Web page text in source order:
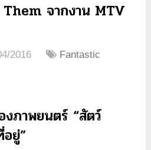
จากงาน MTV
2016
Fantastic
งภาพยนตร์ “สัตว์
ยู่”